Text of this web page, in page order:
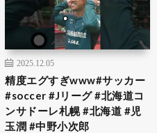
2025.12.05
精度エグすぎwww#サッカー
#soccer #Jリーグ #北海道コ
ンサドーレ札幌 #北海道 #児
玉潤 #中野小次郎